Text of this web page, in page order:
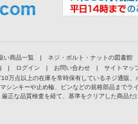
い商品一覧 |
ネジ・ボルト・ナットの図書館
| ログイン | お問い合わせ |
サイトマッ
万点以上の在庫を常時保有しているネジ通販
シンキーや止め輪、ピンなどの規格部品まで
正な品質検査を経て、基準をクリアした商品